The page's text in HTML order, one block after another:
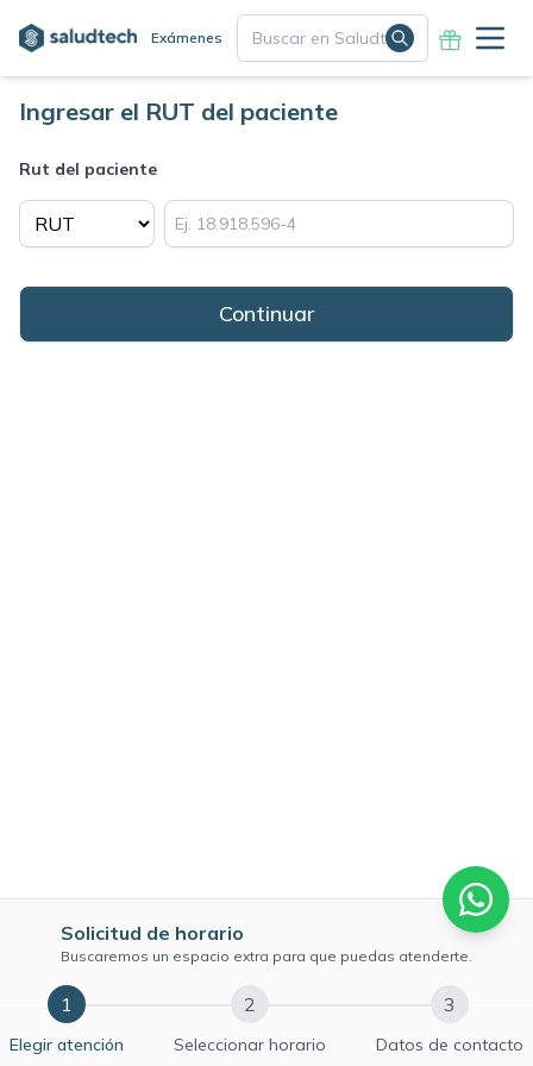
Exámenes
Ingresar el RUT del paciente
Rut del paciente
Solicitud de horario
Buscaremos un espacio extra para que puedas atenderte.
1
Elegir atención
2
Seleccionar horario
3
Datos de contacto